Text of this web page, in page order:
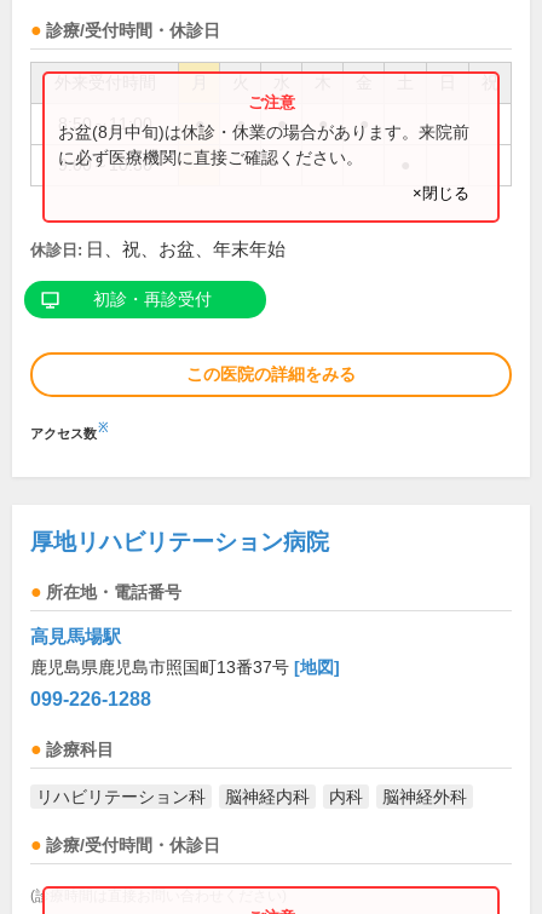
診療/受付時間・休診日
祝
8:50～11:00 ● ● ● ● ●
9:00～10:30
お盆(8月中旬)は休診・休業の場合があります。来院前
に必ず医療機関に直接ご確認ください。
×閉じる
休診日: 日、祝、お盆、年末年始
初診・再診受付
この医院の詳細をみる
アクセス数※
厚地リハビリテーション病院
所在地・電話番号
高見馬場駅
鹿児島県鹿児島市照国町13番37号 [地図]
099-226-1288
診療科目
リハビリテーション科 脳神経内科 内科 脳神経外科
診療/受付時間・休診日
(診療時間は直接お問い合わせください)